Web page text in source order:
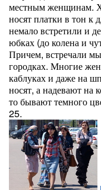
местным женщинам.
носят платки в тон
немало встретили и
юбках (до колена и
Причем, встречали
городках. Многие
каблуках и даже на
носят, а надевают на
то бывают темного
25.